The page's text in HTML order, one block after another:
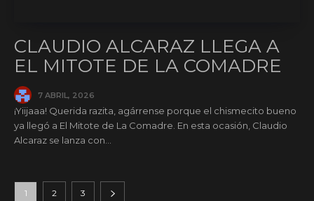
CLAUDIO ALCARAZ LLEGA A
EL MITOTE DE LA COMADRE
7 ABRIL, 2026
¡Yiijaaa! Querida razita, agárrense porque el chismecito bueno
ya llegó a El Mitote de La Comadre. En esta ocasión, Claudio
Alcaraz se lanza con...
1 2 3